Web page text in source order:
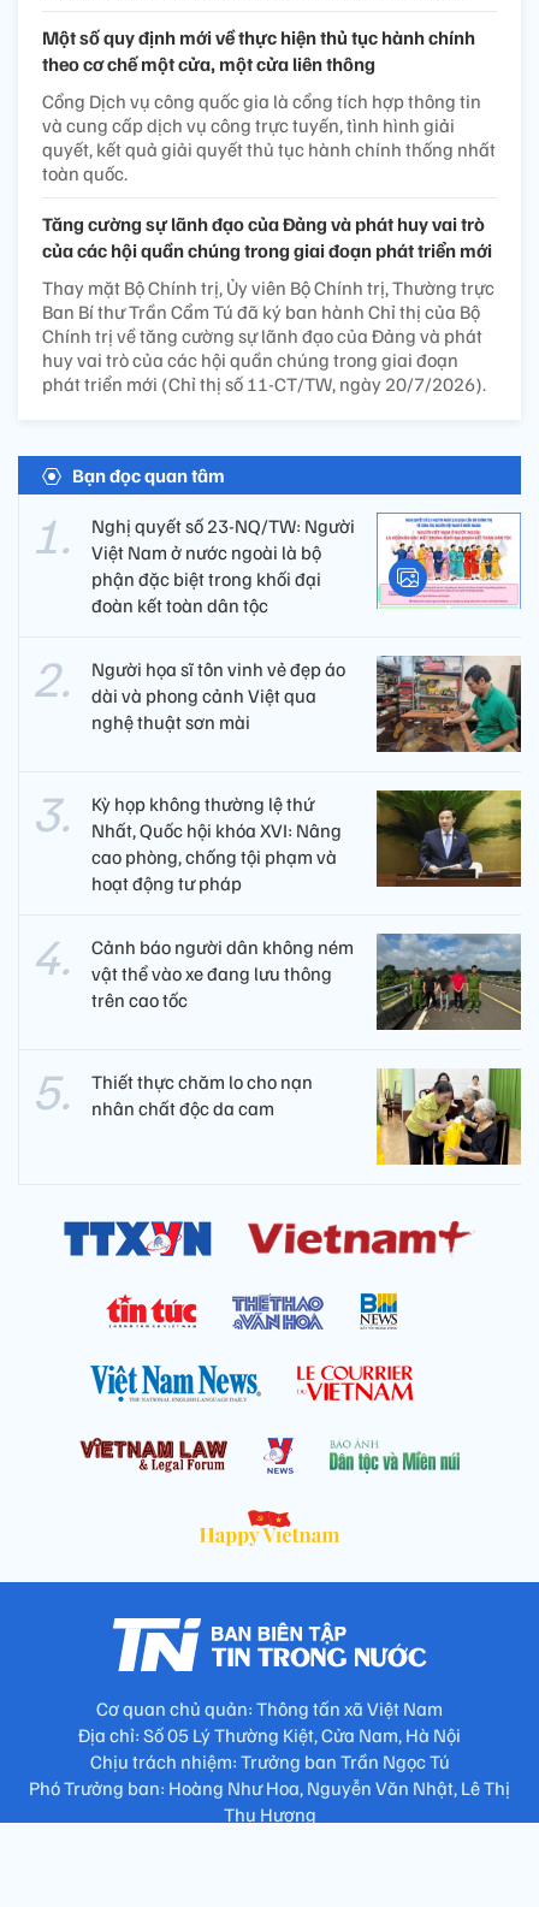
Một số quy định mới về thực hiện thủ tục hành chính
theo cơ chế một cửa, một cửa liên thông
Cổng Dịch vụ công quốc gia là cổng tích hợp thông tin
và cung cấp dịch vụ công trực tuyến, tình hình giải
quyết, kết quả giải quyết thủ tục hành chính thống nhất
toàn quốc.
Tăng cường sự lãnh đạo của Đảng và phát huy vai trò
của các hội quần chúng trong giai đoạn phát triển mới
Thay mặt Bộ Chính trị, Ủy viên Bộ Chính trị, Thường trực
Ban Bí thư Trần Cẩm Tú đã ký ban hành Chỉ thị của Bộ
Chính trị về tăng cường sự lãnh đạo của Đảng và phát
huy vai trò của các hội quần chúng trong giai đoạn
phát triển mới (Chỉ thị số 11-CT/TW, ngày 20/7/2026).
Bạn đọc quan tâm
Nghị quyết số 23-NQ/TW: Người
Việt Nam ở nước ngoài là bộ
phận đặc biệt trong khối đại
đoàn kết toàn dân tộc
Người họa sĩ tôn vinh vẻ đẹp áo
dài và phong cảnh Việt qua
nghệ thuật sơn mài
Kỳ họp không thường lệ thứ
Nhất, Quốc hội khóa XVI: Nâng
cao phòng, chống tội phạm và
hoạt động tư pháp
Cảnh báo người dân không ném
vật thể vào xe đang lưu thông
trên cao tốc
Thiết thực chăm lo cho nạn
nhân chất độc da cam
Cơ quan chủ quản: Thông tấn xã Việt Nam
Địa chỉ: Số 05 Lý Thường Kiệt, Cửa Nam, Hà Nội
Chịu trách nhiệm: Trưởng ban Trần Ngọc Tú
Phó Trưởng ban: Hoàng Như Hoa, Nguyễn Văn Nhật, Lê Thị
Thu Hương